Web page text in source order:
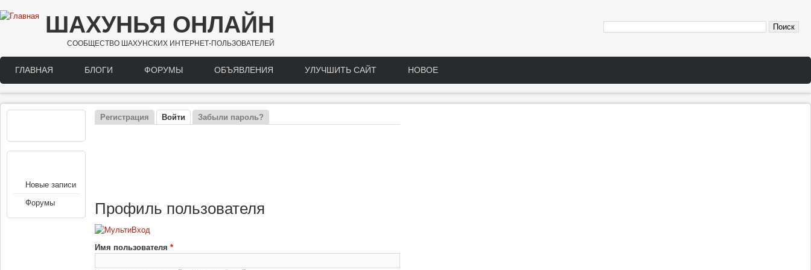
Перейти к основному содержанию
ШАХУНЬЯ ОНЛАЙН
СООБЩЕСТВО ШАХУНСКИХ ИНТЕРНЕТ-ПОЛЬЗОВАТЕЛЕЙ
Main menu
ГЛАВНАЯ БЛОГИ ФОРУМЫ ОБЪЯВЛЕНИЯ УЛУЧШИТЬ САЙТ НОВОЕ
Главные вкладки
Регистрация Войти (активная вкладка)
Забыли пароль?
Профиль пользователя
Имя пользователя *
Новые записи
Форумы